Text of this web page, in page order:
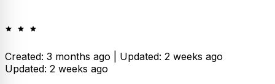
Created: 3 months ago | Updated: 2 weeks ago
Updated: 2 weeks ago